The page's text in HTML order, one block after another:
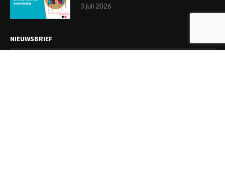
3 juli 2026
NIEUWSBRIEF